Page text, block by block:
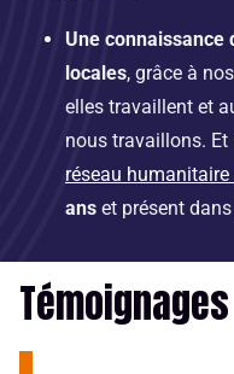
Une
locales, grâce à
elles travaillent et
nous travaillons. Et
réseau humanitaire
ans et présent dans
Témoignages